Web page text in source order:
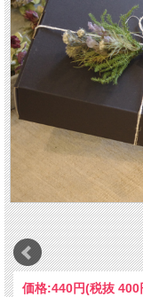
価格:440円(税抜 400